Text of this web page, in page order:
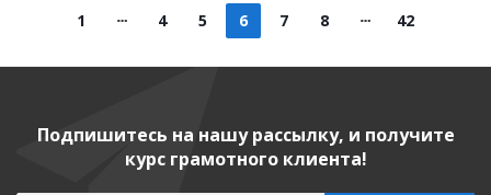
1 4 5 6 7 8 42
Подпишитесь на нашу рассылку, и получите
курс грамотного клиента!